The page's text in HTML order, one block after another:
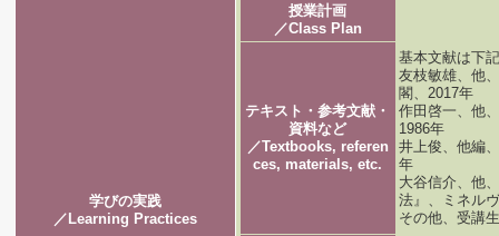
学びの実践
／Learning Practices
授業計画
／Class Plan
テキスト・参考文献・
資料など
／Textbooks, referen
ces, materials, etc.
基本文献は下
友枝敏雄、他
閣、2017年
作田啓一、他
1986年
井上俊、他編
年
大谷信介、他
法』、ミネル
その他、受講